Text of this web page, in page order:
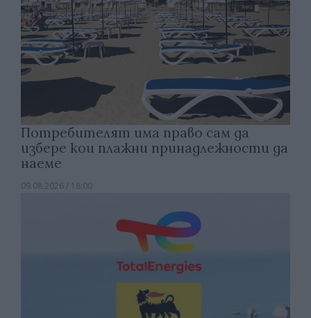
Потребителят има право сам да
избере кои плажни принадлежности да
наеме
09.08.2026 / 18:00